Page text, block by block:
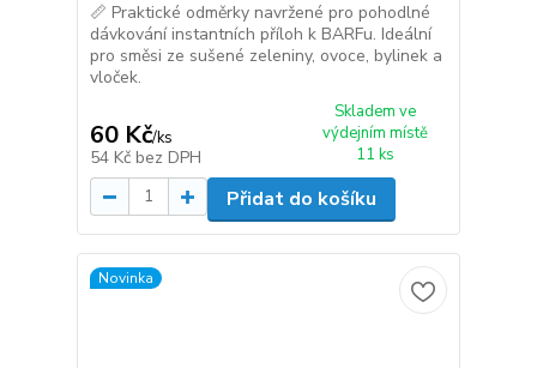
📏 Praktické odměrky navržené pro pohodlné
dávkování instantních příloh k BARFu. Ideální
pro směsi ze sušené zeleniny, ovoce, bylinek a
vloček.
60 Kč/ks
54 Kč bez DPH
Skladem ve
výdejním místě
11 ks
Přidat do košíku
Novinka